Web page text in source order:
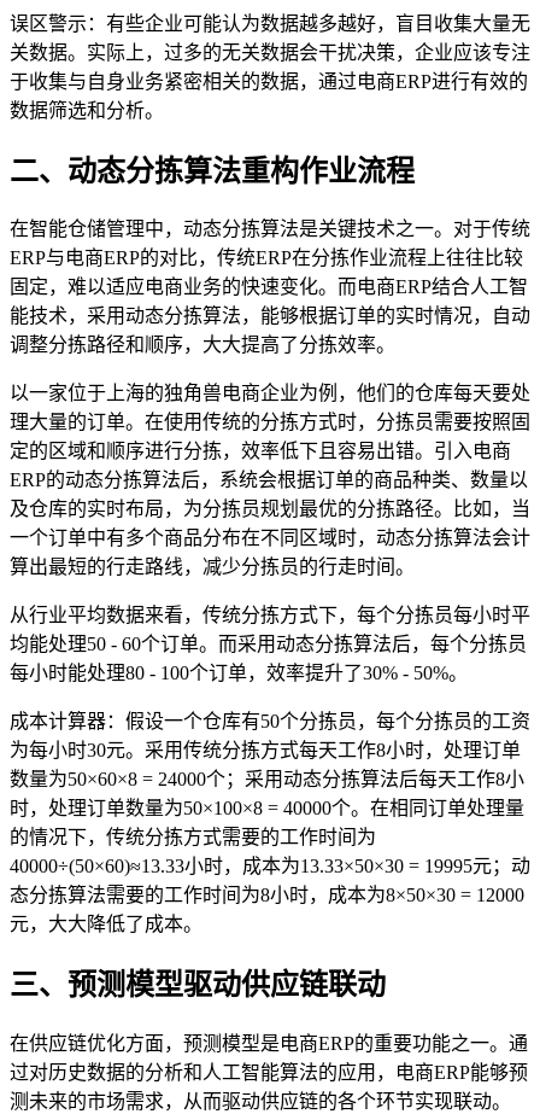
误区警示：有些企业可能认为数据越多越好，盲目收集大量无
关数据。实际上，过多的无关数据会干扰决策，企业应该专注
于收集与自身业务紧密相关的数据，通过电商ERP进行有效的
数据筛选和分析。
二、动态分拣算法重构作业流程
在智能仓储管理中，动态分拣算法是关键技术之一。对于传统
ERP与电商ERP的对比，传统ERP在分拣作业流程上往往比较
固定，难以适应电商业务的快速变化。而电商ERP结合人工智
能技术，采用动态分拣算法，能够根据订单的实时情况，自动
调整分拣路径和顺序，大大提高了分拣效率。
以一家位于上海的独角兽电商企业为例，他们的仓库每天要处
理大量的订单。在使用传统的分拣方式时，分拣员需要按照固
定的区域和顺序进行分拣，效率低下且容易出错。引入电商
ERP的动态分拣算法后，系统会根据订单的商品种类、数量以
及仓库的实时布局，为分拣员规划最优的分拣路径。比如，当
一个订单中有多个商品分布在不同区域时，动态分拣算法会计
算出最短的行走路线，减少分拣员的行走时间。
从行业平均数据来看，传统分拣方式下，每个分拣员每小时平
均能处理50 - 60个订单。而采用动态分拣算法后，每个分拣员
每小时能处理80 - 100个订单，效率提升了30% - 50%。
成本计算器：假设一个仓库有50个分拣员，每个分拣员的工资
为每小时30元。采用传统分拣方式每天工作8小时，处理订单
数量为50×60×8 = 24000个；采用动态分拣算法后每天工作8小
时，处理订单数量为50×100×8 = 40000个。在相同订单处理量
的情况下，传统分拣方式需要的工作时间为
40000÷(50×60)≈13.33小时，成本为13.33×50×30 = 19995元；动
态分拣算法需要的工作时间为8小时，成本为8×50×30 = 12000
元，大大降低了成本。
三、预测模型驱动供应链联动
在供应链优化方面，预测模型是电商ERP的重要功能之一。通
过对历史数据的分析和人工智能算法的应用，电商ERP能够预
测未来的市场需求，从而驱动供应链的各个环节实现联动。